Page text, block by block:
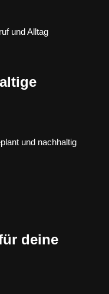
und Alltag
und nachhaltig
deine